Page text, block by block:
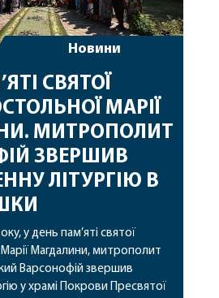
Новини
СВЯТОЇ
МАРІЇ
МИТРОПОЛИТ
ЗВЕРШИВ
ЛІТУРГІЮ В
у день пам’яті святої
Магдалини, митрополит
Варсонофій звершив
у храмі Покрови Пресвятої